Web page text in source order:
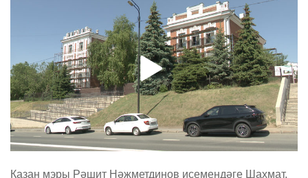
Казан мэры Рәшит Нәҗметдинов исемендәге Шахмат,